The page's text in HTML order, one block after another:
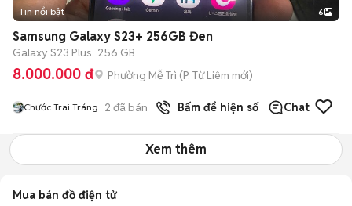
+2
Tin nổi bật 6
Samsung Galaxy S23+ 256GB Đen
Galaxy S23 Plus 256 GB
8.000.000 đ Phường Mễ Trì (P. Từ Liêm mới)
Chước Trai Tráng 2 đã bán Bấm để hiện số Chat
Xem thêm
Mua bán đồ điện tử